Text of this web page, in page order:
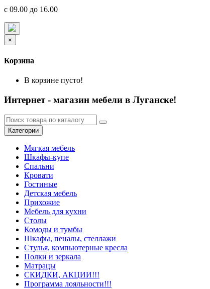
с 09.00 до 16.00
×
Корзина
В корзине пусто!
Интернет - магазин мебели в Луганске!
Категории
Мягкая мебель
Шкафы-купе
Спальни
Кровати
Гостиные
Детская мебель
Прихожие
Мебель для кухни
Столы
Комоды и тумбы
Шкафы, пеналы, стеллажи
Стулья, компьютерные кресла
Полки и зеркала
Матрацы
СКИДКИ, АКЦИИ!!!
Программа лояльности!!!